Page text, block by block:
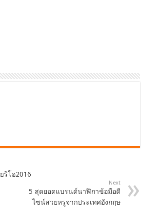
ริโอ2016
Next
5 สุดยอดแบรนด์นาฬิกาข้อมือดี
ไซน์สวยหรูจากประเทศอังกฤษ